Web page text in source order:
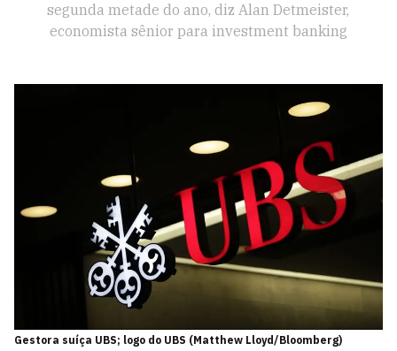
segunda metade do ano, diz Alan Detmeister,
economista sênior para investment banking
Gestora suíça UBS; logo do UBS (Matthew Lloyd/Bloomberg)